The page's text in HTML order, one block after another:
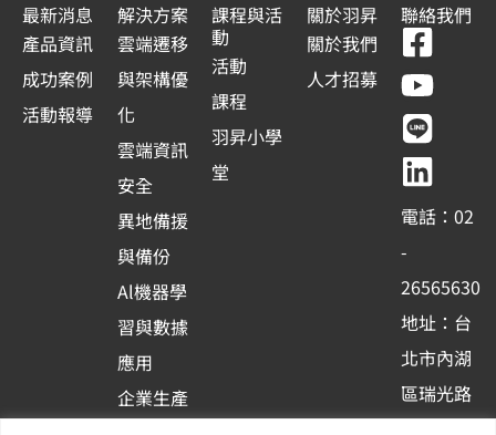
最新消息
產品資訊
成功案例
活動報導
解決方案
雲端遷移
與架構優
化
雲端資訊
安全
異地備援
與備份
Al機器學
習與數據
應用
企業生產
課程與活
動
活動
課程
羽昇小學
堂
關於羽昇
關於我們
人才招募
聯絡我們
F
a
c
e
b
o
o
k
-
s
q
u
Y
o
u
t
u
b
e
L
i
n
e
L
i
n
k
e
d
i
n
電話：02
-
26565630
地址：台
北市內湖
區瑞光路